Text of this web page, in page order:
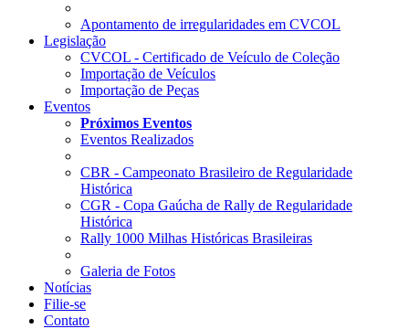
Apontamento de irregularidades em CVCOL
Legislação
CVCOL - Certificado de Veículo de Coleção
Importação de Veículos
Importação de Peças
Eventos
Próximos Eventos
Eventos Realizados
CBR - Campeonato Brasileiro de Regularidade
Histórica
CGR - Copa Gaúcha de Rally de Regularidade
Histórica
Rally 1000 Milhas Históricas Brasileiras
Galeria de Fotos
Notícias
Filie-se
Contato